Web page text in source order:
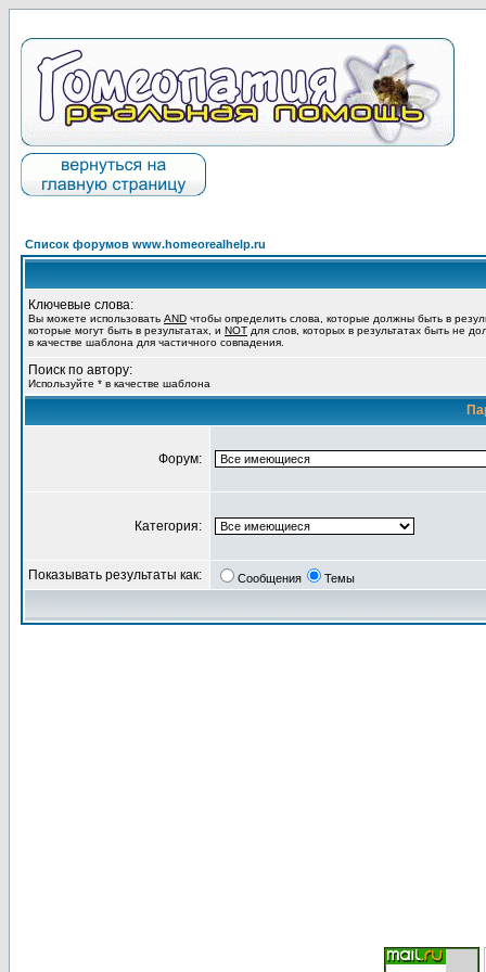
Список форумов www.homeorealhelp.ru
Ключевые слова:
Вы можете использовать AND чтобы определить слова, которые должны быть в
которые могут быть в результатах, и NOT для слов, которых в результатах быть не
в качестве шаблона для частичного совпадения.
Поиск по автору:
Используйте * в качестве шаблона
Форум:
Категория:
Показывать результаты как: Сообщения Темы